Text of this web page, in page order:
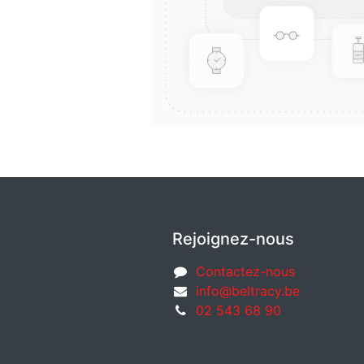
Rejoignez-nous
Contactez-nous
info@beltracy.be
02 543 68 90